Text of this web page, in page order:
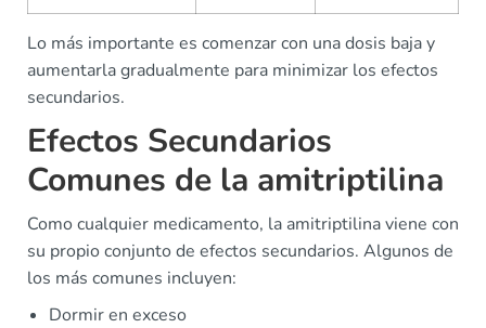
Lo más importante es comenzar con una dosis baja y
aumentarla gradualmente para minimizar los efectos
secundarios.
Efectos Secundarios
Comunes de la amitriptilina
Como cualquier medicamento, la amitriptilina viene con
su propio conjunto de efectos secundarios. Algunos de
los más comunes incluyen:
Dormir en exceso